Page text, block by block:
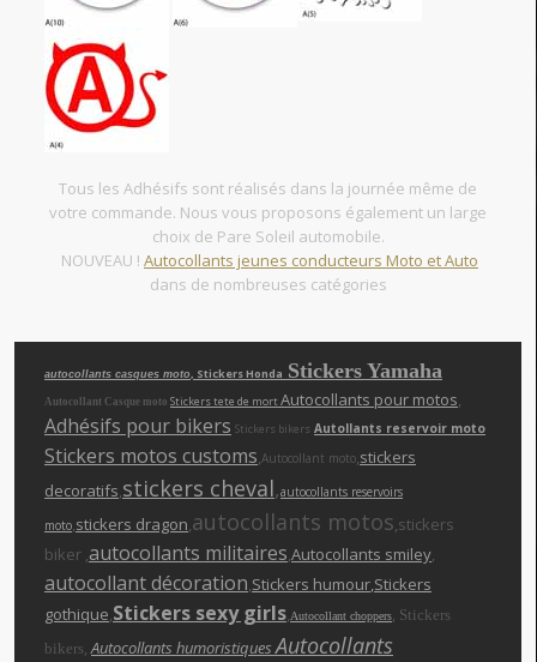
Tous les Adhésifs sont réalisés dans la journée même de
votre commande. Nous vous proposons également un large
choix de Pare Soleil automobile.
NOUVEAU ! Autocollants jeunes conducteurs Moto et Auto
dans de nombreuses catégories
autocollants casques moto, Stickers Honda Stickers Yamaha
Autocollant Casque moto Stickers tete de mortAutocollants pour motos,
Adhésifs pour bikers Stickers bikers Autollants reservoir moto
Stickers motos customs,Autocollant moto,stickers
decoratifs,stickers cheval,autocollants reservoirs
moto,stickers dragon,autocollants motos,stickers
biker ,autocollants militaires,Autocollants smiley,
autocollant décoration,Stickers humour,Stickers
gothique,Stickers sexy girls,Autocollant choppers, Stickers
bikers,Autocollants humoristiquesAutocollants